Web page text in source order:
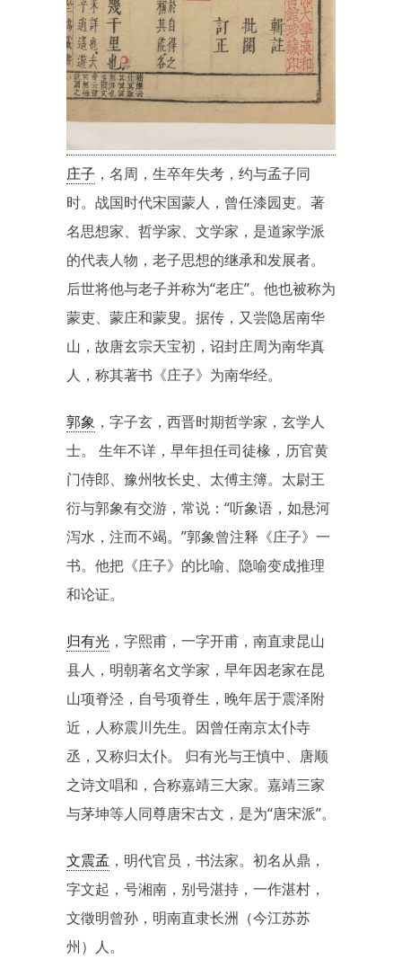
庄子 ，名周，生卒年失考，约与孟子同
时。战国时代宋国蒙人，曾任漆园吏。著
名思想家、哲学家、文学家，是道家学派
的代表人物，老子思想的继承和发展者。
后世将他与老子并称为“老庄”。他也被称为
蒙吏、蒙庄和蒙叟。据传，又尝隐居南华
山，故唐玄宗天宝初，诏封庄周为南华真
人，称其著书《庄子》为南华经。
郭象 ，字子玄，西晋时期哲学家，玄学人
士。 生年不详，早年担任司徒椽，历官黄
门侍郎、豫州牧长史、太傅主簿。太尉王
衍与郭象有交游，常说：“听象语，如悬河
泻水，注而不竭。”郭象曾注释《庄子》一
书。他把《庄子》的比喻、隐喻变成推理
和论证。
归有光 ，字熙甫，一字开甫，南直隶昆山
县人，明朝著名文学家，早年因老家在昆
山项脊泾，自号项脊生，晚年居于震泽附
近，人称震川先生。因曾任南京太仆寺
丞，又称归太仆。 归有光与王慎中、唐顺
之诗文唱和，合称嘉靖三大家。嘉靖三家
与茅坤等人同尊唐宋古文，是为“唐宋派”。
文震孟 ，明代官员，书法家。初名从鼎，
字文起，号湘南，别号湛持，一作湛村，
文徵明曾孙，明南直隶长洲（今江苏苏
州）人。